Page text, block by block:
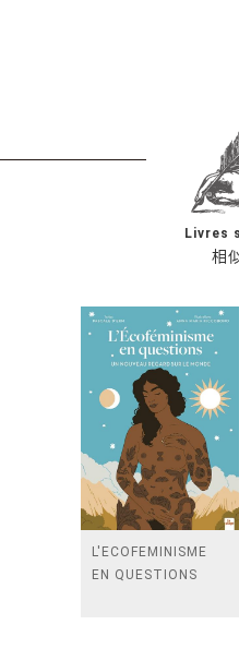
相
Livres
L'ECOFEMINISME
EN QUESTIONS